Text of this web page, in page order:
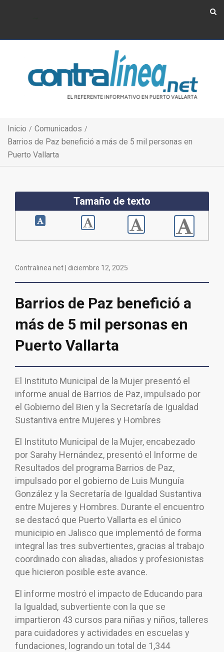
Inicio
Comunicados
Barrios de Paz benefició a más de 5 mil personas en
Puerto Vallarta
Tamaño de texto
Contralinea net | diciembre 12, 2025
Barrios de Paz benefició a
más de 5 mil personas en
Puerto Vallarta
El Instituto Municipal de la Mujer presentó el
informe anual de Barrios de Paz, impulsado por
el Gobierno del Bien y la Secretaría de Igualdad
Sustantiva entre Mujeres y Hombres
El Instituto Municipal de la Mujer, encabezado
por Sarahy Hernández, presentó el Informe de
Resultados del programa Barrios de Paz,
impulsado por el gobierno de Luis Munguía
González y la Secretaría de Igualdad Sustantiva
entre Mujeres y Hombres. Durante el encuentro
se destacó que Puerto Vallarta es el único
municipio en Jalisco que implementó de forma
integral las tres subvertientes, gracias al trabajo
coordinado con aliadas, aliados y profesionistas
que hicieron posible este avance.
El informe mostró el impacto de Educando para
la Igualdad, subvertiente con la que se
impartieron 43 cursos para niñas y niños, talleres
para cuidadores y actividades en escuelas y
fundaciones, logrando un total de 1,344